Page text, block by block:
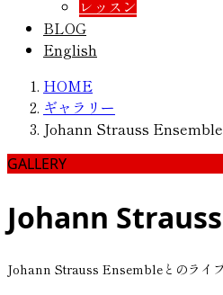
レッスン
BLOG
English
HOME
ギャラリー
Johann Strauss
GALLERY
Johann
Johann Strauss Ensembleとのライ